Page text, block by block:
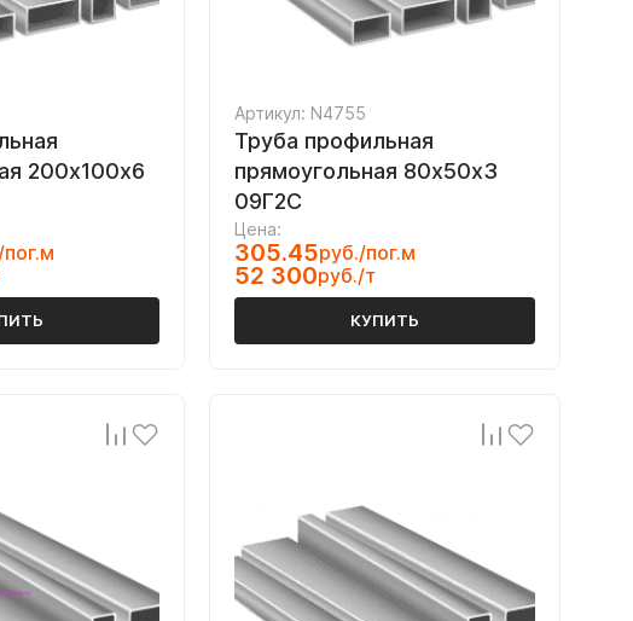
200х100х6
Артикул: N4755
Труба профильная
прямоугольная 80х50х3
09Г2С
Цена:
305.45руб./пог.м
52 300руб./т
КУПИТЬ